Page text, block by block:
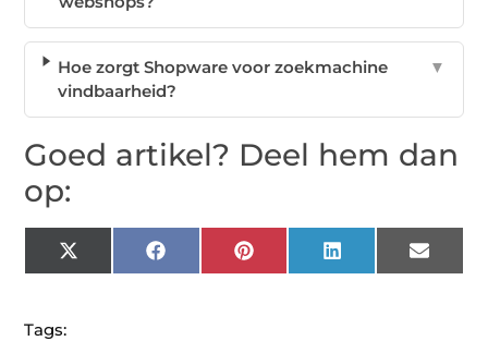
Hoe zorgt Shopware voor zoekmachine
vindbaarheid?
▼
Goed artikel? Deel hem dan
op:
X
(Twitter)
Facebook Pinterest LinkedIn Email
Tags: